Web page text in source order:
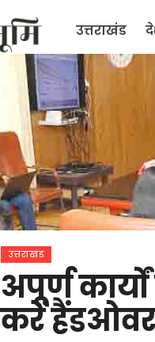
उत्तराखंड
उत्तराखंड
अपूर्ण
करें हैंडओवर